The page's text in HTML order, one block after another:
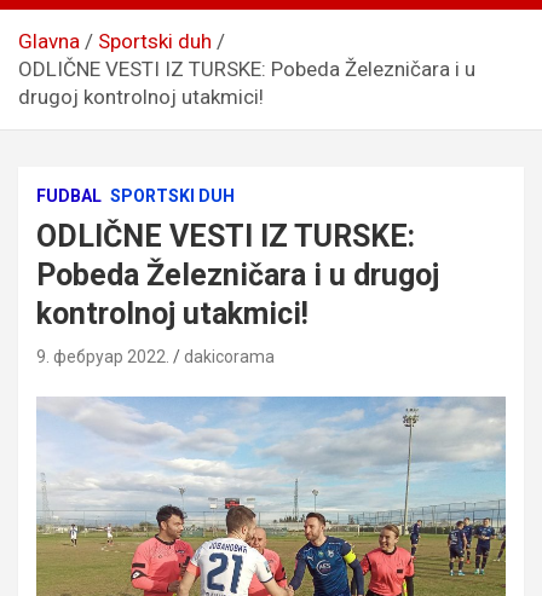
Glavna
Sportski duh
ODLIČNE VESTI IZ TURSKE: Pobeda Železničara i u
drugoj kontrolnoj utakmici!
FUDBAL SPORTSKI DUH
ODLIČNE VESTI IZ TURSKE:
Pobeda Železničara i u drugoj
kontrolnoj utakmici!
9. фебруар 2022. dakicorama